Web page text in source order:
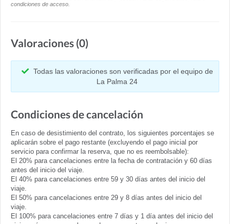
condiciones de acceso.
Valoraciones (0)
Todas las valoraciones son verificadas por el equipo de
La Palma 24
Condiciones de cancelación
En caso de desistimiento del contrato, los siguientes porcentajes se
aplicarán sobre el pago restante (excluyendo el pago inicial por
servicio para confirmar la reserva, que no es reembolsable):
El 20% para cancelaciones entre la fecha de contratación y 60 días
antes del inicio del viaje.
El 40% para cancelaciones entre 59 y 30 días antes del inicio del
viaje.
El 50% para cancelaciones entre 29 y 8 días antes del inicio del
viaje.
El 100% para cancelaciones entre 7 días y 1 día antes del inicio del